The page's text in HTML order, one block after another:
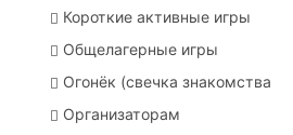
Короткие активные игры
Общелагерные игры
Огонёк (свечка знакомства
Организаторам